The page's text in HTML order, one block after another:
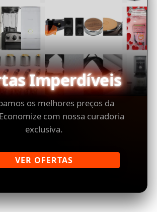
Imperdíveis
os melhores preços da
com nossa curadoria
exclusiva.
VER OFERTAS